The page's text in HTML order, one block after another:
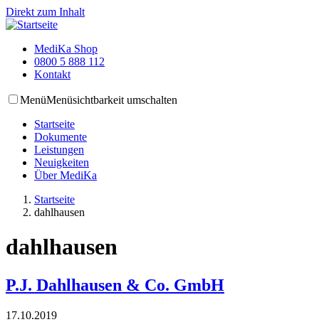
Direkt zum Inhalt
MediKa Shop
0800 5 888 112
Kontakt
MenüMenüsichtbarkeit umschalten
Startseite
Dokumente
Leistungen
Neuigkeiten
Über MediKa
Startseite
dahlhausen
dahlhausen
P.J. Dahlhausen & Co. GmbH
17.10.2019